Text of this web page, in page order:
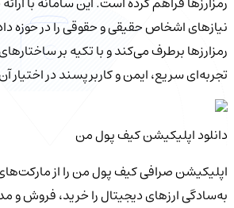
نیازهای اشخاص حقیقی و حقوقی را در حوزه
رمزارزها برطرف می‌کند و با تکیه بر
تجربه‌ای سریع، ایمن و کاربرپسند در اختیار
دانلود اپلیکیشن کیف‌ پول من
اپلیکیشن صرافی کیف پول من را از مارکت‌های
به‌سادگی ارزهای دیجیتال را خرید، فروش و